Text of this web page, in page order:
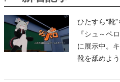
ひたすら“靴
『シュ～ペ
に展示中。
靴を舐めよ
も開設され